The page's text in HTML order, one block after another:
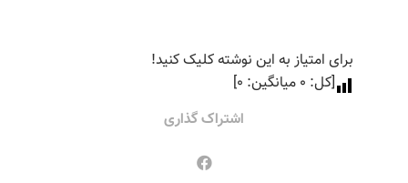
برای امتیاز به این نوشته کلیک کنید!
[کل:0 میانگین:0
اشتراک گذاری